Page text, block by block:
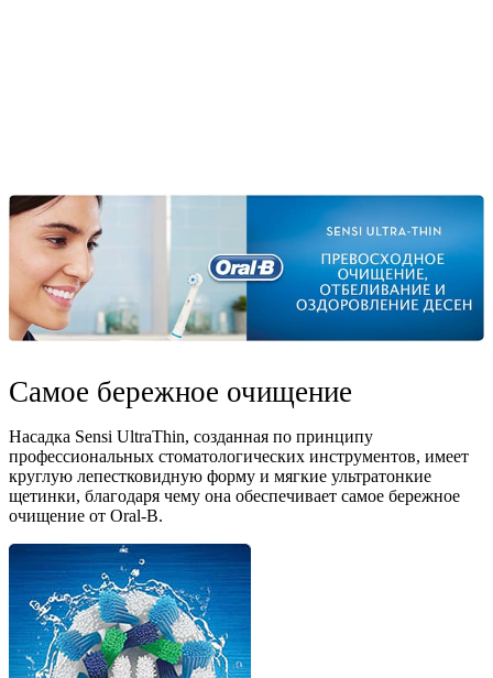
Самое бережное очищение
Насадка Sensi UltraThin, созданная по принципу
профессиональных стоматологических инструментов, имеет
круглую лепестковидную форму и мягкие ультратонкие
щетинки, благодаря чему она обеспечивает самое бережное
очищение от Oral-B.